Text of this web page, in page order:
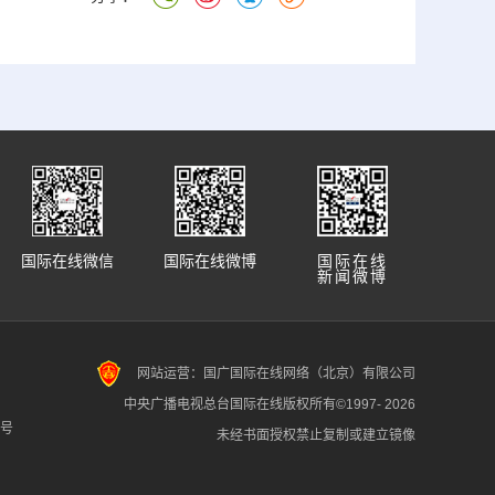
国际在线
新闻微博
国际在线微博
国际在线微信
网站运营：国广国际在线网络（北京）有限公司
中央广播电视总台国际在线版权所有©1997- 2026
未经书面授权禁止复制或建立镜像